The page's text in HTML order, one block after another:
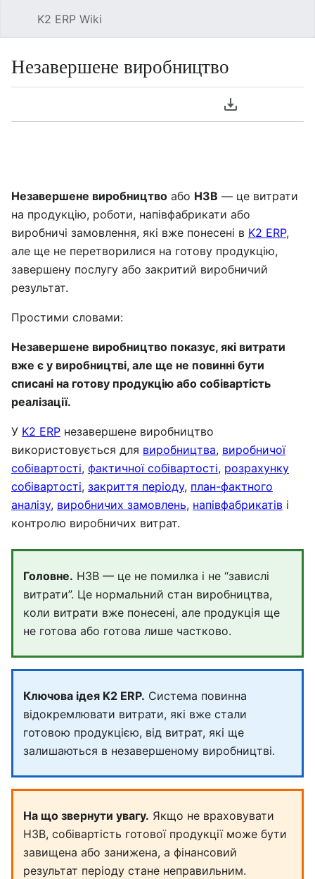
K2 ERP Wiki
Незавершене виробництво
Завантажити
Незавершене виробництво або НЗВ — це витрати
на продукцію, роботи, напівфабрикати або
виробничі замовлення, які вже понесені в K2 ERP,
але ще не перетворилися на готову продукцію,
завершену послугу або закритий виробничий
результат.
Простими словами:
Незавершене виробництво показує, які витрати
вже є у виробництві, але ще не повинні бути
списані на готову продукцію або собівартість
реалізації.
У K2 ERP незавершене виробництво
використовується для виробництва, виробничої
собівартості, фактичної собівартості, розрахунку
собівартості, закриття періоду, план-фактного
аналізу, виробничих замовлень, напівфабрикатів і
контролю виробничих витрат.
Головне. НЗВ — це не помилка і не “завислі
витрати”. Це нормальний стан виробництва,
коли витрати вже понесені, але продукція ще
не готова або готова лише частково.
Ключова ідея K2 ERP. Система повинна
відокремлювати витрати, які вже стали
готовою продукцією, від витрат, які ще
залишаються в незавершеному виробництві.
На що звернути увагу. Якщо не враховувати
НЗВ, собівартість готової продукції може бути
завищена або занижена, а фінансовий
результат періоду стане неправильним.